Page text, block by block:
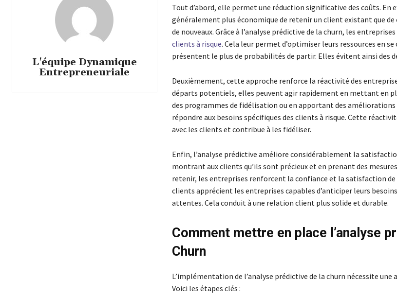
L'équipe Dynamique
Entrepreneuriale
Tout d’abord, elle permet une réduction significative des coûts. En
généralement plus économique de retenir un client existant que de
de nouveaux. Grâce à l’analyse prédictive de la churn, les
clients à risque. Cela leur permet d’optimiser leurs ressources en
présentent le plus de probabilités de partir. Elles évitent ainsi des
Deuxièmement, cette approche renforce la réactivité des
départs potentiels, elles peuvent agir rapidement en mettant en
des programmes de fidélisation ou en apportant des améliorations
répondre aux besoins spécifiques des clients à risque. Cette
avec les clients et contribue à les fidéliser.
Enfin, l’analyse prédictive améliore considérablement la
montrant aux clients qu’ils sont précieux et en prenant des
retenir, les entreprises renforcent la confiance et la satisfaction de
clients apprécient les entreprises capables d’anticiper leurs
attentes. Cela conduit à une relation client plus solide et durable.
Comment mettre en place l’analyse
Churn
L’implémentation de l’analyse prédictive de la churn nécessite une
Voici les étapes clés :